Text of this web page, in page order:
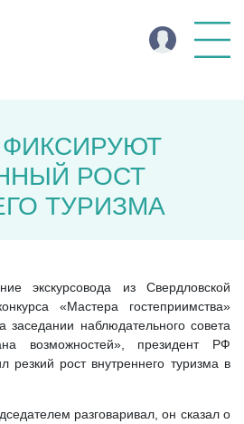
РОСТ
ТУРИЗМА
экскурсовода из Свердловской
«Мастера гостеприимства»
заседании наблюдательного совета
возможностей», президент РФ
резкий рост внутреннего туризма в
разговаривал, он сказал о